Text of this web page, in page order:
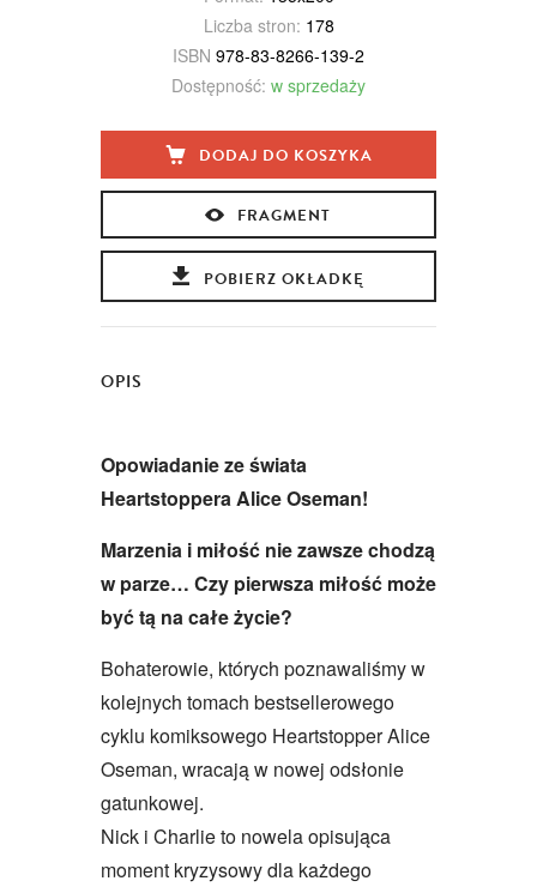
Liczba stron: 178
ISBN 978-83-8266-139-2
Dostępność: w sprzedaży
DODAJ DO KOSZYKA
FRAGMENT
POBIERZ OKŁADKĘ
OPIS
Opowiadanie ze świata
Heartstoppera Alice Oseman!
Marzenia i miłość nie zawsze chodzą
w parze… Czy pierwsza miłość może
być tą na całe życie?
Bohaterowie, których poznawaliśmy w
kolejnych tomach bestsellerowego
cyklu komiksowego Heartstopper Alice
Oseman, wracają w nowej odsłonie
gatunkowej.
Nick i Charlie to nowela opisująca
moment kryzysowy dla każdego